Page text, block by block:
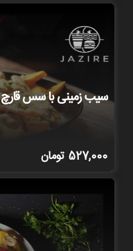
سیب زمینی با سس قارچ
527,000 تومان